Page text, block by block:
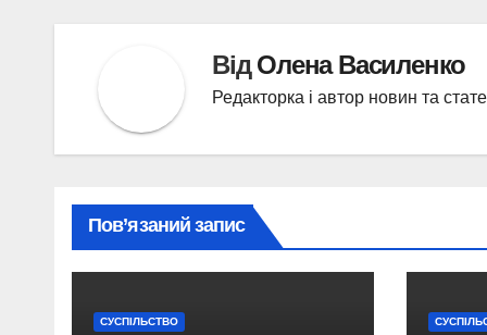
ВідОлена Василенко
Редакторка і автор новин та
Пов’язаний запис
СУСПІЛЬСТВО